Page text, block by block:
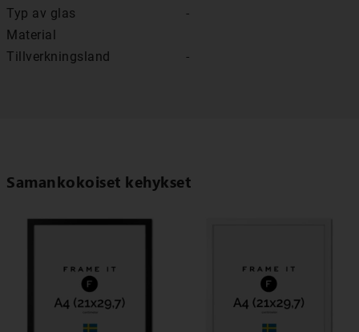
Typ av glas
-
Material
Tillverkningsland
-
Samankokoiset kehykset